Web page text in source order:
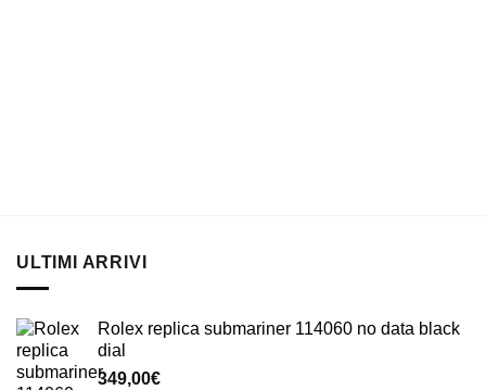
ULTIMI ARRIVI
Rolex replica submariner 114060 no data black
dial
349,00€